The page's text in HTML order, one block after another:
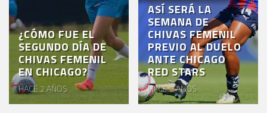
¿CÓMO FUE EL
SEGUNDO DÍA DE
CHIVAS FEMENIL
EN CHICAGO?
HACE 2 AÑOS
ASÍ SERÁ LA
SEMANA DE
CHIVAS FEMENIL
PREVIO AL DUELO
ANTE CHICAGO
RED STARS
HACE 2 AÑOS